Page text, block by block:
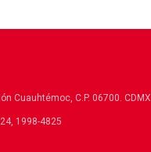
Cuauhtémoc, C.P. 06700. CDMX
1998-4825